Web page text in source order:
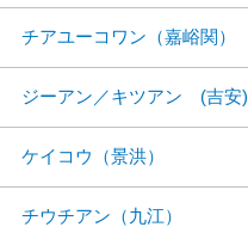
チアユーコワン（嘉峪関）
ジーアン／キツアン (吉安)
ケイコウ（景洪）
チウチアン（九江）